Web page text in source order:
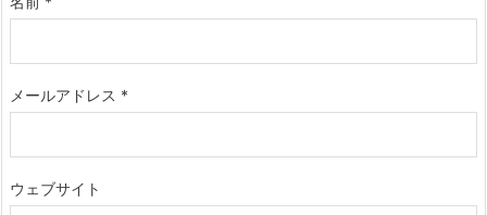
メールアドレス *
ウェブサイト